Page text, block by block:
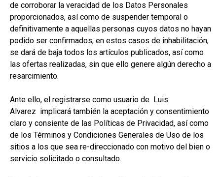
de corroborar la veracidad de los Datos Personales
proporcionados, así como de suspender temporal o
definitivamente a aquellas personas cuyos datos no hayan
podido ser confirmados, en estos casos de inhabilitación,
se dará de baja todos los artículos publicados, así como
las ofertas realizadas, sin que ello genere algún derecho a
resarcimiento.
Ante ello, el registrarse como usuario de Luis
Alvarez implicará también la aceptación y consentimiento
claro y consiente de las Políticas de Privacidad, así como
de los Términos y Condiciones Generales de Uso de los
sitios a los que sea re-direccionado con motivo del bien o
servicio solicitado o consultado.